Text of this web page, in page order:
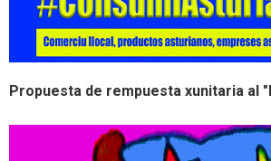
Propuesta de rempuesta xunitaria al